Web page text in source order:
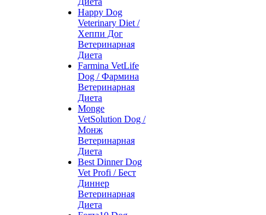
Happy Dog
Veterinary Diet /
Хеппи Дог
Ветеринарная
Диета
Farmina VetLife
Dog / Фармина
Ветеринарная
Диета
Monge
VetSolution Dog /
Монж
Ветеринарная
Диета
Best Dinner Dog
Vet Profi / Бест
Диннер
Ветеринарная
Диета